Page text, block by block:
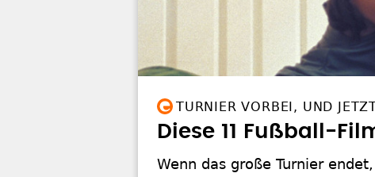
TURNIER VORBEI, UND
Diese 11 Fußball-
Wenn das große Turnier